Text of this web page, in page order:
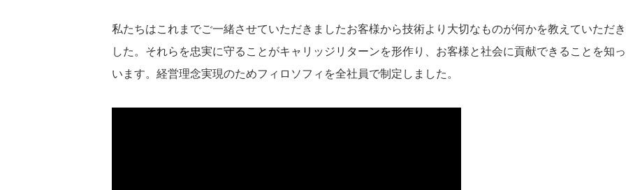
私たちはこれまでご一緒させていただきましたお客様から技術より大切なものが何かを教えていただ
した。それらを忠実に守ることがキャリッジリターンを形作り、お客様と社会に貢献できることを知
います。経営理念実現のためフィロソフィを全社員で制定しました。